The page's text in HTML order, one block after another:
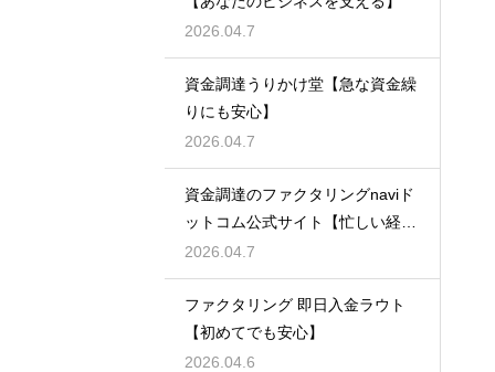
2026.04.7
資金調達うりかけ堂【急な資金繰
りにも安心】
2026.04.7
資金調達のファクタリングnaviド
ットコム公式サイト【忙しい経営
者必見】
2026.04.7
ファクタリング 即日入金ラウト
【初めてでも安心】
2026.04.6